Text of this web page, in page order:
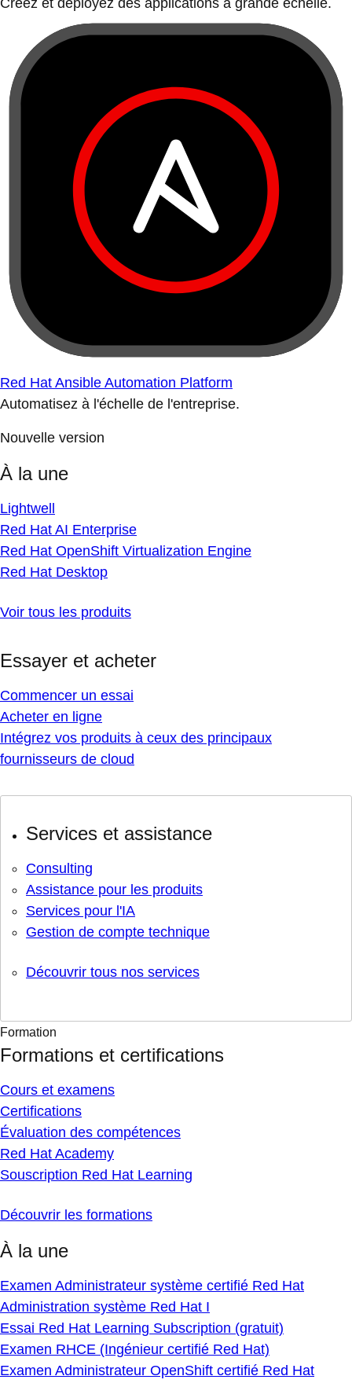
Créez et déployez des applications à grande échelle.
Red Hat Ansible Automation Platform
Automatisez à l'échelle de l'entreprise.
Nouvelle version
À la une
Lightwell
Red Hat AI Enterprise
Red Hat OpenShift Virtualization Engine
Red Hat Desktop
Voir tous les produits
Essayer et acheter
Commencer un essai
Acheter en ligne
Intégrez vos produits à ceux des principaux
fournisseurs de cloud
Services et assistance
Consulting
Assistance pour les produits
Services pour l'IA
Gestion de compte technique
Découvrir tous nos services
Formation
Formations et certifications
Cours et examens
Certifications
Évaluation des compétences
Red Hat Academy
Souscription Red Hat Learning
Découvrir les formations
À la une
Examen Administrateur système certifié Red Hat
Administration système Red Hat I
Essai Red Hat Learning Subscription (gratuit)
Examen RHCE (Ingénieur certifié Red Hat)
Examen Administrateur OpenShift certifié Red Hat